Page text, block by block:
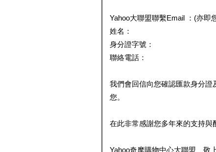
Yahoo大聯盟聯繫Email ：(亦即
姓名：
身分證字號：
聯絡電話：
我們會回信向您確認匯款身分
您。
在此非常感謝您多年來的支持與
Yahoo奇摩購物中心大聯盟 敬